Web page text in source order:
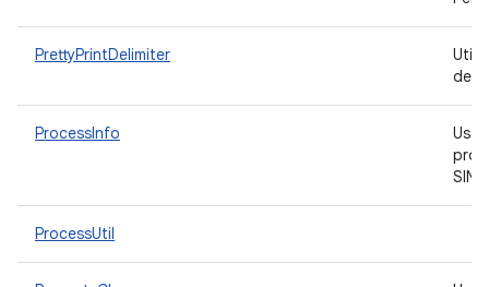
PrettyPrintDelimiter
ProcessInfo
ProcessUtil